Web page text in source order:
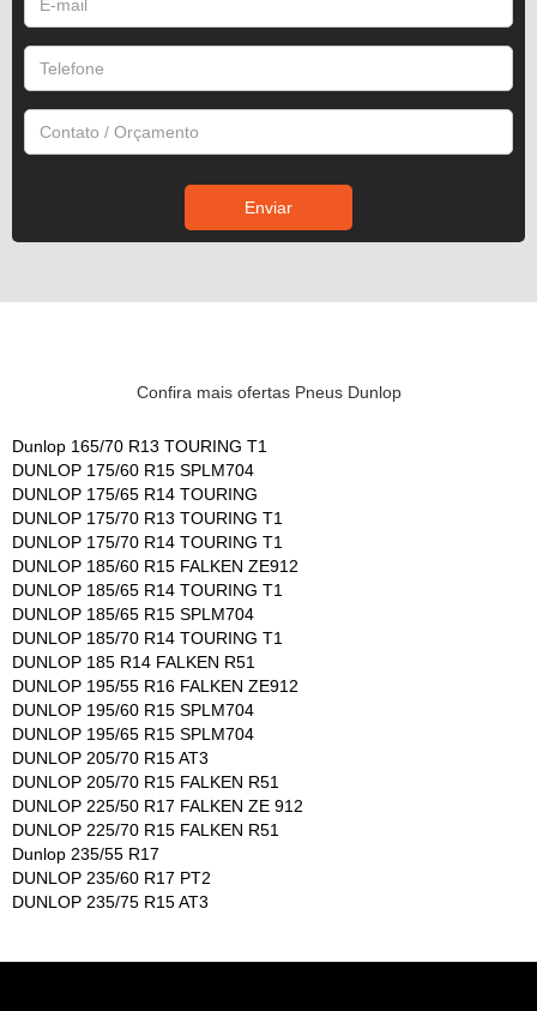
Confira mais ofertas Pneus Dunlop
Dunlop 165/70 R13 TOURING T1
DUNLOP 175/60 R15 SPLM704
DUNLOP 175/65 R14 TOURING
DUNLOP 175/70 R13 TOURING T1
DUNLOP 175/70 R14 TOURING T1
DUNLOP 185/60 R15 FALKEN ZE912
DUNLOP 185/65 R14 TOURING T1
DUNLOP 185/65 R15 SPLM704
DUNLOP 185/70 R14 TOURING T1
DUNLOP 185 R14 FALKEN R51
DUNLOP 195/55 R16 FALKEN ZE912
DUNLOP 195/60 R15 SPLM704
DUNLOP 195/65 R15 SPLM704
DUNLOP 205/70 R15 AT3
DUNLOP 205/70 R15 FALKEN R51
DUNLOP 225/50 R17 FALKEN ZE 912
DUNLOP 225/70 R15 FALKEN R51
Dunlop 235/55 R17
DUNLOP 235/60 R17 PT2
DUNLOP 235/75 R15 AT3